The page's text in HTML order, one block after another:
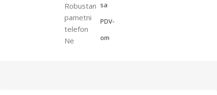
Robustan
pametni
telefon
Ne
sa
PDV-
om